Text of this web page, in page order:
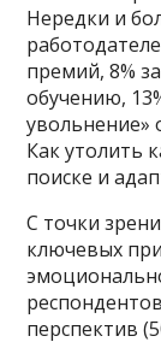
Нередки и
премий, 8%
обучению,
увольнение»
Как утолить
поиске и
С точки
ключевых
перспектив